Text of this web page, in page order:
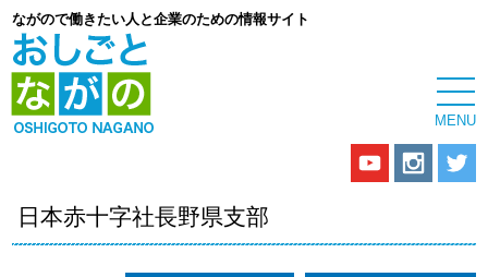
ながので働きたい人と企業のための情報サイト
日本赤十字社長野県支部